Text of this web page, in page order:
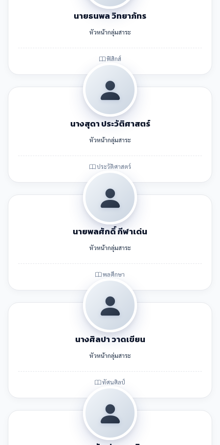
นายธนพล วิทยาภัทร
หัวหน้ากลุ่มสาระ
ฟิสิกส์
นางสุดา ประวัติศาสตร์
หัวหน้ากลุ่มสาระ
ประวัติศาสตร์
นายพลศักดิ์ กีฬาเด่น
หัวหน้ากลุ่มสาระ
พลศึกษา
นางศิลปา วาดเขียน
หัวหน้ากลุ่มสาระ
ทัศนศิลป์